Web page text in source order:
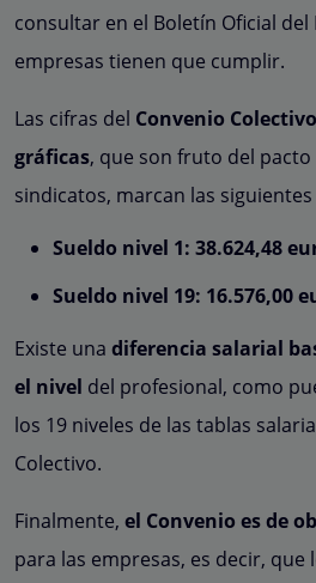
consultar en el Boletín Oficial del
empresas tienen que cumplir.
Las cifras del Convenio
gráficas, que son fruto del
sindicatos, marcan las
Sueldo nivel 1: 38.624,48
Sueldo nivel 19: 16.576,00
Existe una diferencia salarial
el nivel del profesional, como
los 19 niveles de las tablas
Colectivo.
Finalmente, el Convenio es de
para las empresas, es decir,